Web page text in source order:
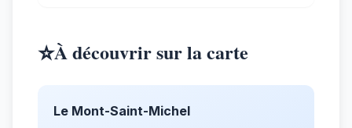
⭐À découvrir sur la carte
Le Mont-Saint-Michel